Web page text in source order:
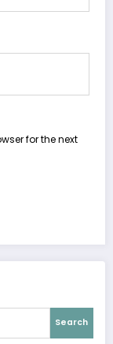
for the next
Search